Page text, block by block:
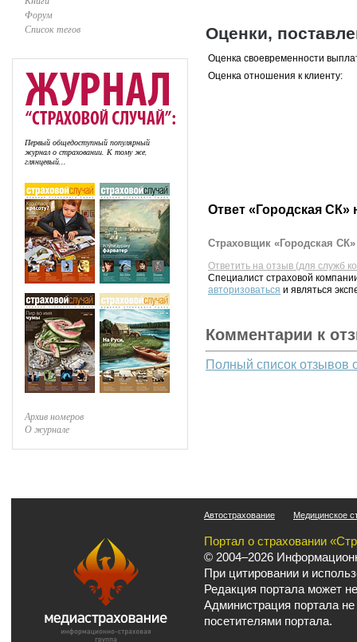
Форум
Список тегов
Первый общедоступный популярный
журнал о страховании. К тому же,
глянцевый...
Архив номеров
О журнале
Оценки,
Оценка своевременности
Оценка отношения к клиенту:
Ответ «Городская СК»
Страховщик «Городская
Ответить на отзыв (для служб
Специалист страховой
авторизоваться и являться
Комментарии к
Полный список отзывов
Автострахование Медицинское
Портал о страховании
© 2004–2026
При цитировании и
Редакция портала может
Администрация портала
посетителями портала.